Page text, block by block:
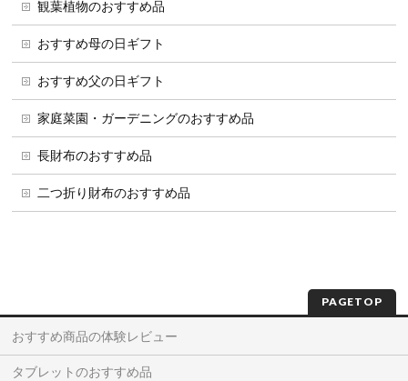
観葉植物のおすすめ品
おすすめ母の日ギフト
おすすめ父の日ギフト
家庭菜園・ガーデニングのおすすめ品
長財布のおすすめ品
二つ折り財布のおすすめ品
PAGETOP
おすすめ商品の体験レビュー
タブレットのおすすめ品